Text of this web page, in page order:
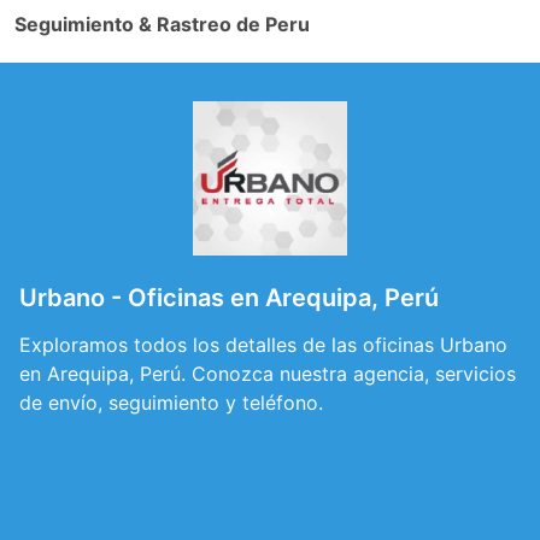
Seguimiento & Rastreo de Peru
Urbano - Oficinas en Arequipa, Perú
Exploramos todos los detalles de las oficinas Urbano
en Arequipa, Perú. Conozca nuestra agencia, servicios
de envío, seguimiento y teléfono.